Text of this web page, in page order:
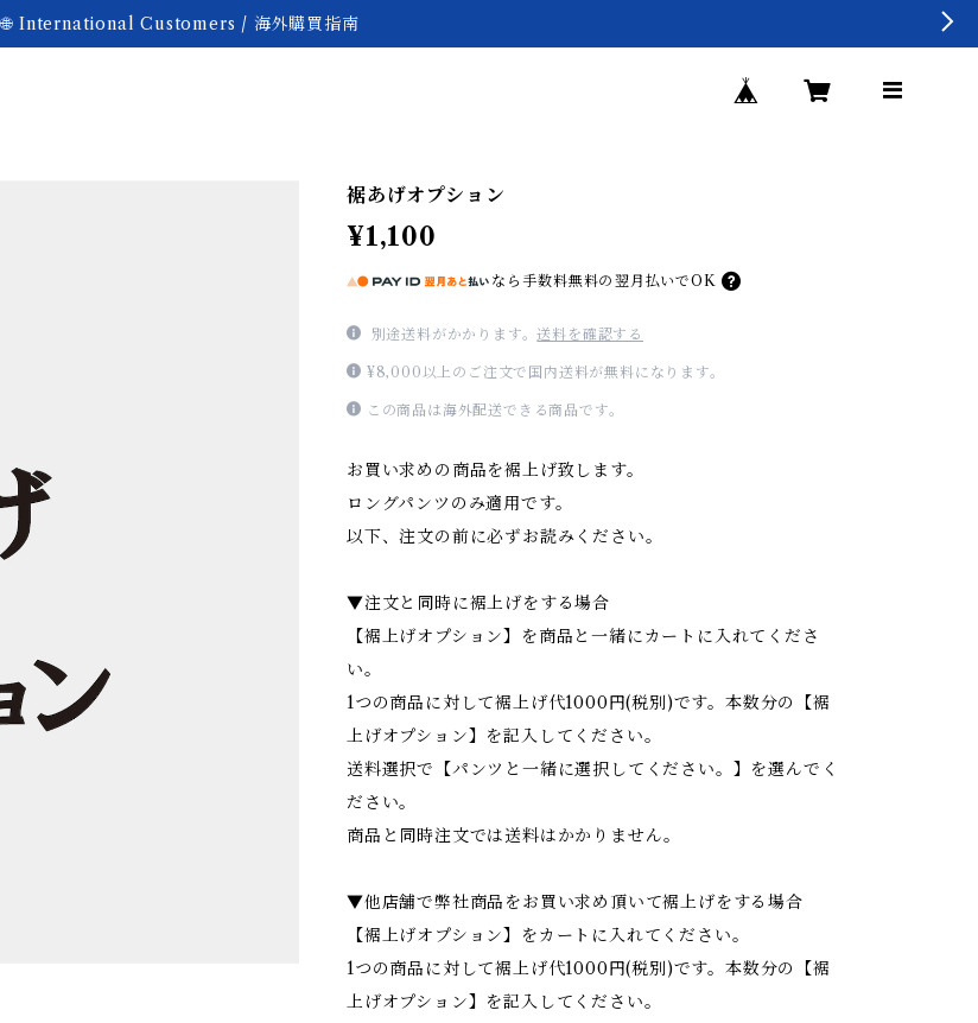
🌐 International Customers / 海外購買指南
裾あげオプション
¥1,100
なら 手数料無料の 翌月払いでOK
別途送料がかかります。送料を確認する
¥8,000以上のご注文で国内送料が無料になります。
この商品は海外配送できる商品です。
お買い求めの商品を裾上げ致します。
ロングパンツのみ適用です。
以下、注文の前に必ずお読みください。
▼注文と同時に裾上げをする場合
【裾上げオプション】を商品と一緒にカートに入れてくださ
い。
1つの商品に対して裾上げ代1000円(税別)です。本数分の【裾
上げオプション】を記入してください。
送料選択で【パンツと一緒に選択してください。】を選んでく
ださい。
商品と同時注文では送料はかかりません。
▼他店舗で弊社商品をお買い求め頂いて裾上げをする場合
【裾上げオプション】をカートに入れてください。
1つの商品に対して裾上げ代1000円(税別)です。本数分の【裾
上げオプション】を記入してください。